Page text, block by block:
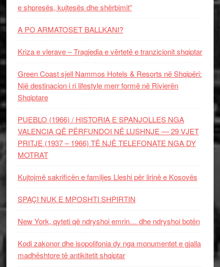
e shpresës, kujtesës dhe shërbimit”
A PO ARMATOSET BALLKANI?
Kriza e vlerave – Tragjedia e vërtetë e tranzicionit shqiptar
Green Coast sjell Nammos Hotels & Resorts në Shqipëri:
Një destinacion i ri lifestyle merr formë në Rivierën
Shqiptare
PUEBLO (1966) / HISTORIA E SPANJOLLES NGA
VALENCIA QË PËRFUNDOI NË LUSHNJE — 29 VJET
PRITJE (1937 – 1966) TË NJË TELEFONATE NGA DY
MOTRAT
Kujtojmë sakrificën e familjes Lleshi për lirinë e Kosovës
SPAÇI NUK E MPOSHTI SHPIRTIN
New York, qyteti që ndryshoi emrin… dhe ndryshoi botën
Kodi zakonor dhe isopolifonia dy nga monumentet e gjalla
madhështore të antikitetit shqiptar